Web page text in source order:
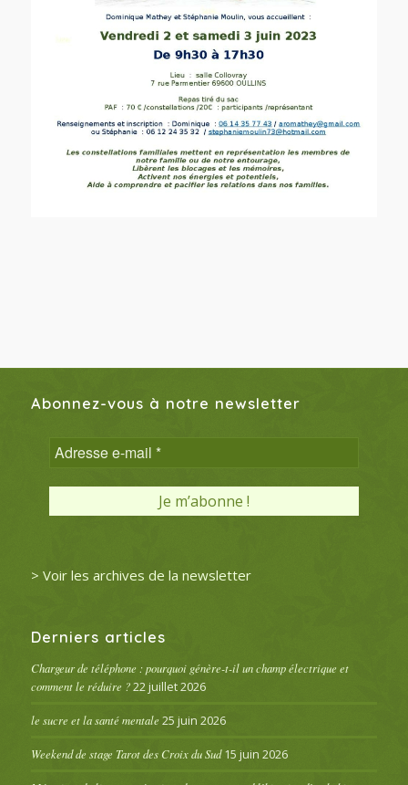
Abonnez-vous à notre newsletter
> Voir les archives de la newsletter
Derniers articles
Chargeur de téléphone : pourquoi génère-t-il un champ électrique et
comment le réduire ? 22 juillet 2026
le sucre et la santé mentale 25 juin 2026
Weekend de stage Tarot des Croix du Sud 15 juin 2026